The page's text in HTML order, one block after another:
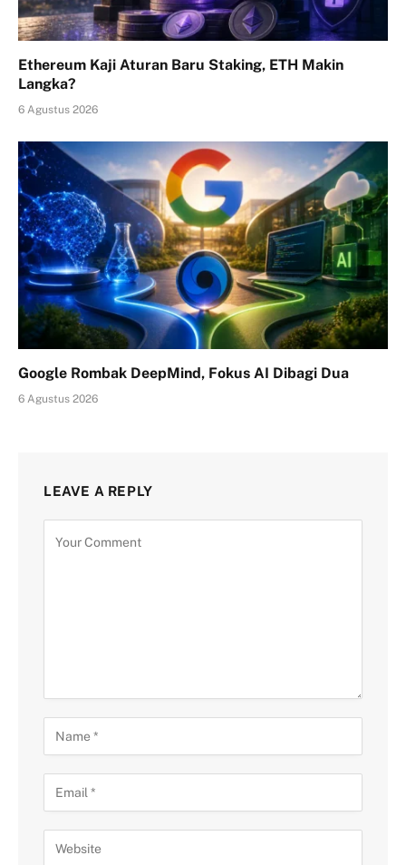
Ethereum Kaji Aturan Baru Staking, ETH Makin
Langka?
6 Agustus 2026
Google Rombak DeepMind, Fokus AI Dibagi Dua
6 Agustus 2026
LEAVE A REPLY